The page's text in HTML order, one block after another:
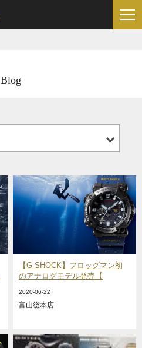
Blog
【G-SHOCK】フロッグマン初
のアナログモデル発売【
2020-06-22
富山総本店